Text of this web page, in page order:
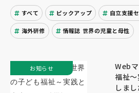
すべて ピックアップ 自立支援
海外研修 情報誌 世界の児童と母性
Web
福祉
しまし
お知らせ